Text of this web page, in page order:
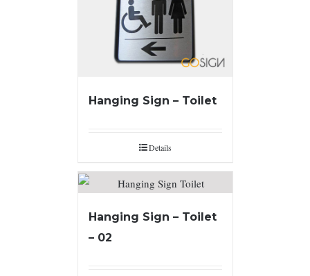
Hanging Sign – Toilet
Details
Hanging Sign – Toilet
– 02